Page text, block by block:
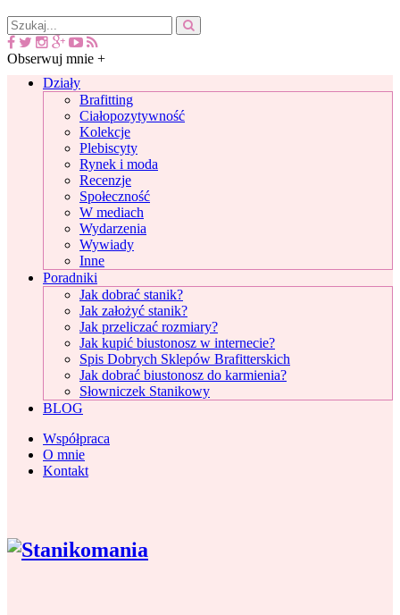
Obserwuj mnie +
Działy
Brafitting
Ciałopozytywność
Kolekcje
Plebiscyty
Rynek i moda
Recenzje
Społeczność
W mediach
Wydarzenia
Wywiady
Inne
Poradniki
Jak dobrać stanik?
Jak założyć stanik?
Jak przeliczać rozmiary?
Jak kupić biustonosz w internecie?
Spis Dobrych Sklepów Brafitterskich
Jak dobrać biustonosz do karmienia?
Słowniczek Stanikowy
BLOG
Współpraca
O mnie
Kontakt